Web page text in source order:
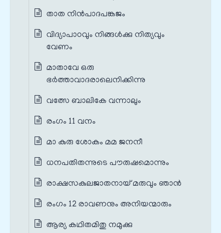
താത നിൻപാദപങ്കജം
വിദ്യാപാഠവും നിങ്ങൾക്കു നിത്യവും
വേണം
മാതാവേ ഒരു
ഭർത്താവാദരാലെനിക്കിന്നു
വത്സേ ബാലികേ വന്നാലും
രംഗം 11 വനം
മാ കുരു ശോകം മമ ജനനീ
ധനപതിതന്നുടെ പൗരുഷമൊന്നും
രാക്ഷസകുലജാതനായ് മരുവും ഞാൻ
രംഗം 12 രാവണനും അനിയന്മാരും
ആര്യ കഥിതമിതു നമുക്കു